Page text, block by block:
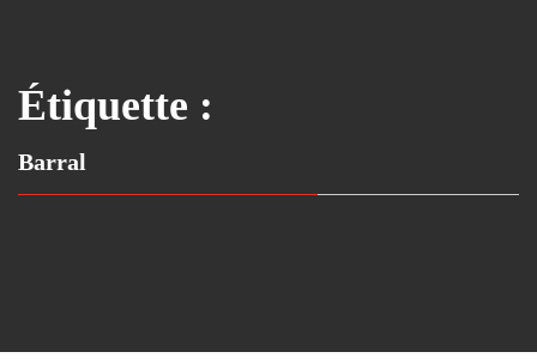
Étiquette :
Barral